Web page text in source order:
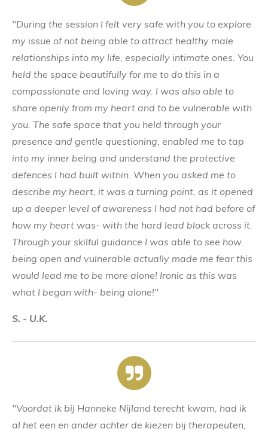
"During the session I felt very safe with you to explore
my issue of not being able to attract healthy male
relationships into my life, especially intimate ones. You
held the space beautifully for me to do this in a
compassionate and loving way. I was also able to
share openly from my heart and to be vulnerable with
you. The safe space that you held through your
presence and gentle questioning, enabled me to tap
into my inner being and understand the protective
defences I had built within. When you asked me to
describe my heart, it was a turning point, as it opened
up a deeper level of awareness I had not had before of
how my heart was- with the hard lead block across it.
Through your skilful guidance I was able to see how
being open and vulnerable actually made me fear this
would lead me to be more alone! Ironic as this was
what I began with- being alone!"
S. - U.K.
"Voordat ik bij Hanneke Nijland terecht kwam, had ik
al het een en ander achter de kiezen bij therapeuten,